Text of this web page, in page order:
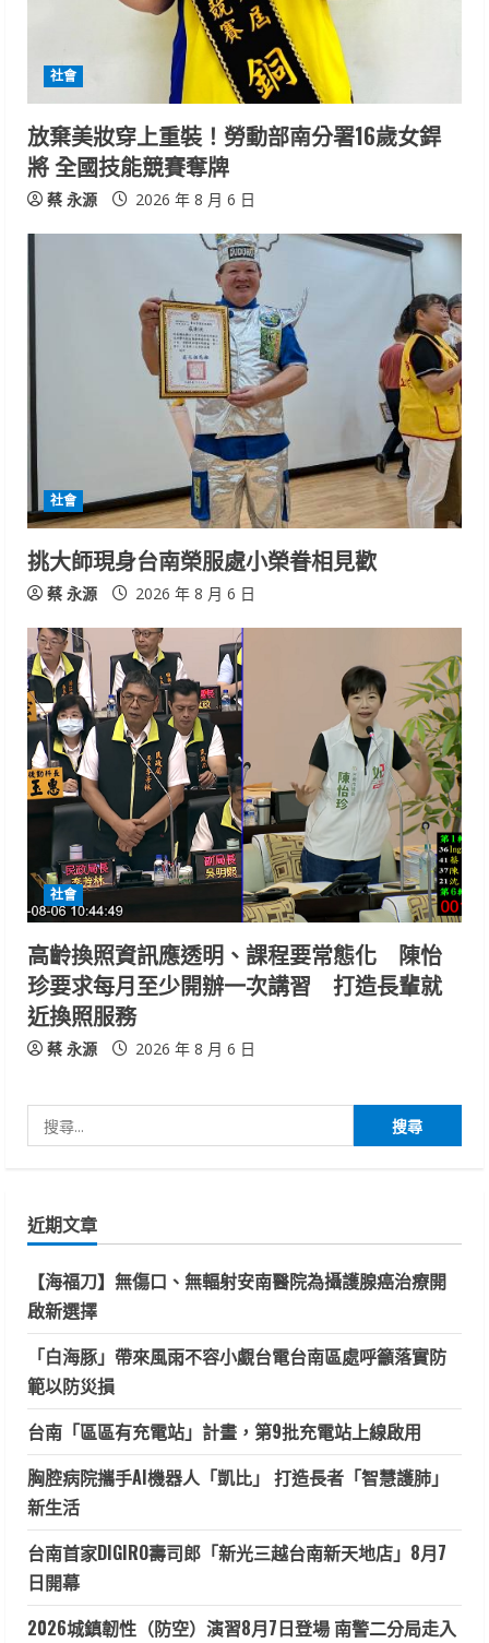
i
n
g
社會
放棄美妝穿上重裝！勞動部南分署16歲女銲
將 全國技能競賽奪牌
蔡 永源 2026 年 8 月 6 日
社會
挑大師現身台南榮服處小榮眷相見歡
蔡 永源 2026 年 8 月 6 日
社會
高齡換照資訊應透明、課程要常態化 陳怡
珍要求每月至少開辦一次講習 打造長輩就
近換照服務
蔡 永源 2026 年 8 月 6 日
尋
字:
近期文章
【海福刀】無傷口、無輻射安南醫院為攝護腺癌治療開
啟新選擇
「白海豚」帶來風雨不容小覷台電台南區處呼籲落實防
範以防災損
台南「區區有充電站」計畫，第9批充電站上線啟用
胸腔病院攜手AI機器人「凱比」 打造長者「智慧護肺」
新生活
台南首家DIGIRO壽司郎「新光三越台南新天地店」8月7
日開幕
2026城鎮韌性（防空）演習8月7日登場 南警二分局走入